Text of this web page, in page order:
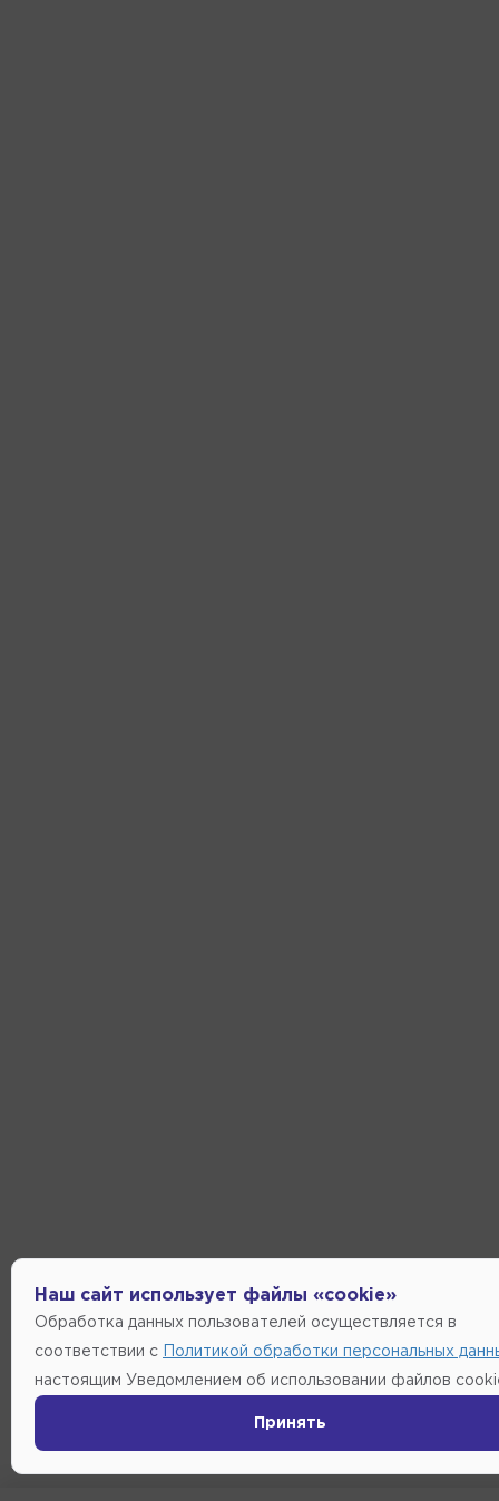
Наш сайт использует файлы «cookie»
Обработка данных пользователей осуществляется в
соответствии с Политикой обработки персональных
настоящим Уведомлением об использовании файлов
Принять